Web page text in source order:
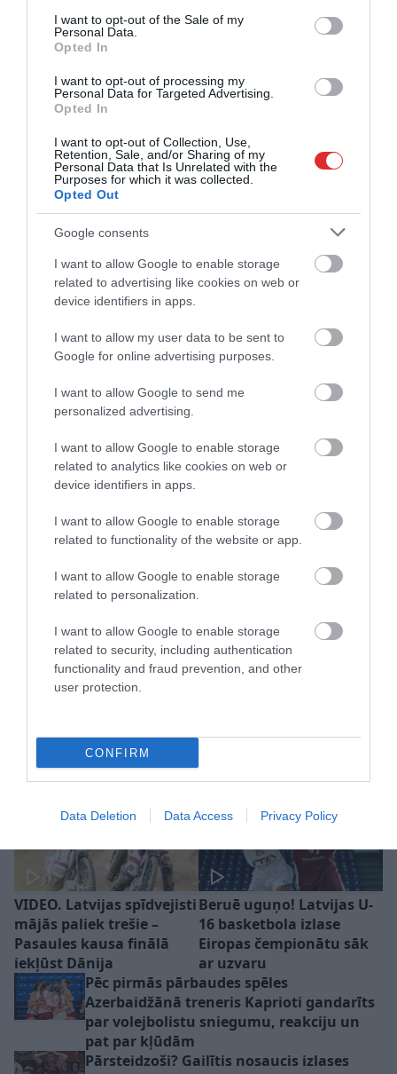
consent section.
I want to opt-out of the Sale of my
Personal Data.
Opted In
I want to opt-out of processing my
Personal Data for Targeted Advertising.
Opted In
I want to opt-out of Collection, Use,
Retention, Sale, and/or Sharing of my
Personal Data that Is Unrelated with the
Purposes for which it was collected.
Opted Out
Google consents
I want to allow Google to enable storage
related to advertising like cookies on web or
device identifiers in apps.
I want to allow my user data to be sent to
Google for online advertising purposes.
I want to allow Google to send me
personalized advertising.
I want to allow Google to enable storage
related to analytics like cookies on web or
device identifiers in apps.
I want to allow Google to enable storage
related to functionality of the website or app.
I want to allow Google to enable storage
related to personalization.
I want to allow Google to enable storage
related to security, including authentication
functionality and fraud prevention, and other
user protection.
CONFIRM
Data Deletion Data Access Privacy Policy
“Pretī nav ne Mančestras “City”,
ne “Barcelona”!” Raivis Jurkovskis
izredzēm Eiropas kausos
VIDEO. Latvijas spīdvejisti
mājās paliek trešie –
Pasaules kausa finālā
iekļūst Dānija
Beruē uguņo! Latvijas U-
16 basketbola izlase
Eiropas čempionātu sāk
ar uzvaru
Pēc pirmās pārbaudes spēles
Azerbaidžānā treneris Kaprioti gandarīts
par volejbolistu sniegumu, reakciju un
pat par kļūdām
Pārsteidzoši? Gailītis nosaucis izlases